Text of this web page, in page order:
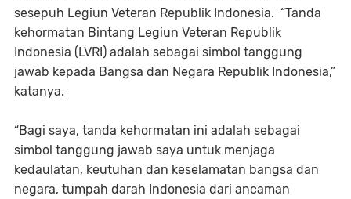
sesepuh Legiun Veteran Republik Indonesia. “Tanda
kehormatan Bintang Legiun Veteran Republik
Indonesia (LVRI) adalah sebagai simbol tanggung
jawab kepada Bangsa dan Negara Republik Indonesia,”
katanya.
“Bagi saya, tanda kehormatan ini adalah sebagai
simbol tanggung jawab saya untuk menjaga
kedaulatan, keutuhan dan keselamatan bangsa dan
negara, tumpah darah Indonesia dari ancaman